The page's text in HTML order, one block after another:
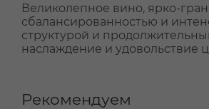
Великолепное вино, ярко-
сбалансированностью и
структурой и
наслаждение и
Рекомендуем